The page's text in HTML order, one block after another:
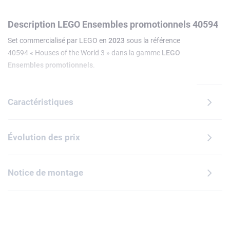
Description LEGO Ensembles promotionnels 40594
Set commercialisé par LEGO en 2023 sous la référence
40594 « Houses of the World 3 » dans la gamme LEGO
Ensembles promotionnels
Caractéristiques
Évolution des prix
Notice de montage